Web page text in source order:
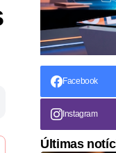
Facebook
Instagram
Últimas